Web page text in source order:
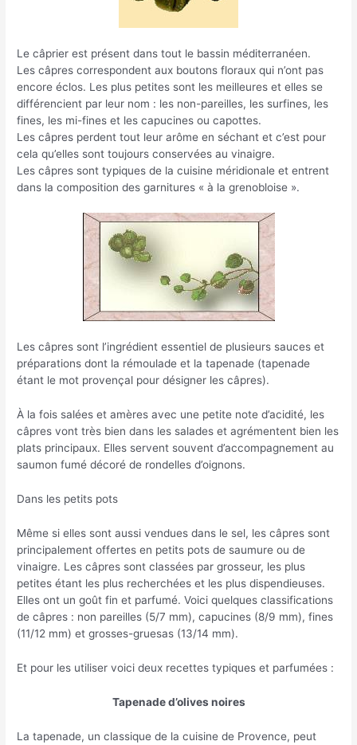
Le câprier est présent dans tout le bassin méditerranéen.
Les câpres correspondent aux boutons floraux qui n’ont pas
encore éclos. Les plus petites sont les meilleures et elles se
différencient par leur nom : les non-pareilles, les surfines, les
fines, les mi-fines et les capucines ou capottes.
Les câpres perdent tout leur arôme en séchant et c’est pour
cela qu’elles sont toujours conservées au vinaigre.
Les câpres sont typiques de la cuisine méridionale et entrent
dans la composition des garnitures « à la grenobloise ».
Les câpres sont l’ingrédient essentiel de plusieurs sauces et
préparations dont la rémoulade et la tapenade (tapenade
étant le mot provençal pour désigner les câpres).
À la fois salées et amères avec une petite note d’acidité, les
câpres vont très bien dans les salades et agrémentent bien les
plats principaux. Elles servent souvent d’accompagnement au
saumon fumé décoré de rondelles d’oignons.
Dans les petits pots
Même si elles sont aussi vendues dans le sel, les câpres sont
principalement offertes en petits pots de saumure ou de
vinaigre. Les câpres sont classées par grosseur, les plus
petites étant les plus recherchées et les plus dispendieuses.
Elles ont un goût fin et parfumé. Voici quelques classifications
de câpres : non pareilles (5/7 mm), capucines (8/9 mm), fines
(11/12 mm) et grosses-gruesas (13/14 mm).
Et pour les utiliser voici deux recettes typiques et parfumées :
Tapenade d’olives noires
La tapenade, un classique de la cuisine de Provence, peut